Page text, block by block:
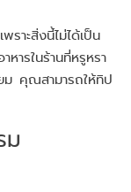
ราะสิ่งนี้ไม่ได้เป็น
ารในร้านที่หรูหรา
ม คุณสามารถให้ทิป
ม